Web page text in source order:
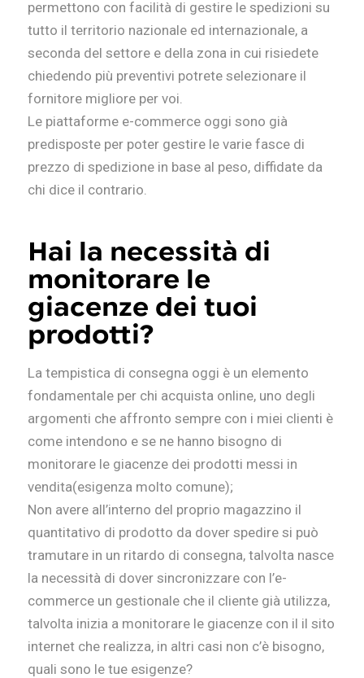
permettono con facilità di gestire le spedizioni su
tutto il territorio nazionale ed internazionale, a
seconda del settore e della zona in cui risiedete
chiedendo più preventivi potrete selezionare il
fornitore migliore per voi.
Le piattaforme e-commerce oggi sono già
predisposte per poter gestire le varie fasce di
prezzo di spedizione in base al peso, diffidate da
chi dice il contrario.
Hai la necessità di
monitorare le
giacenze dei tuoi
prodotti?
La tempistica di consegna oggi è un elemento
fondamentale per chi acquista online, uno degli
argomenti che affronto sempre con i miei clienti è
come intendono e se ne hanno bisogno di
monitorare le giacenze dei prodotti messi in
vendita(esigenza molto comune);
Non avere all’interno del proprio magazzino il
quantitativo di prodotto da dover spedire si può
tramutare in un ritardo di consegna, talvolta nasce
la necessità di dover sincronizzare con l’e-
commerce un gestionale che il cliente già utilizza,
talvolta inizia a monitorare le giacenze con il il sito
internet che realizza, in altri casi non c’è bisogno,
quali sono le tue esigenze?